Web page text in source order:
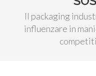
Il packaging
influenzare in